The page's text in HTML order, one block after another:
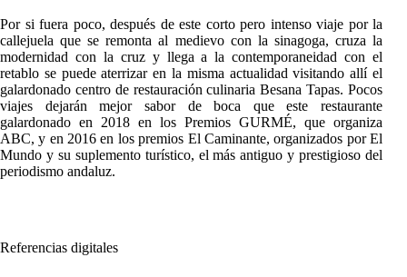
Por si fuera poco, después de este corto pero intenso viaje por la
callejuela que se remonta al medievo con la sinagoga, cruza la
modernidad con la cruz y llega a la contemporaneidad con el
retablo se puede aterrizar en la misma actualidad visitando allí el
galardonado centro de restauración culinaria Besana Tapas. Pocos
viajes dejarán mejor sabor de boca que este restaurante
galardonado en 2018 en los Premios GURMÉ, que organiza
ABC, y en 2016 en los premios El Caminante, organizados por El
Mundo y su suplemento turístico, el más antiguo y prestigioso del
periodismo andaluz.
Referencias digitales